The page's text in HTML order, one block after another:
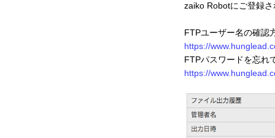
zaiko Robotにご登録
FTPユーザー名の確認
https://
FTPパスワードを忘れ
https://